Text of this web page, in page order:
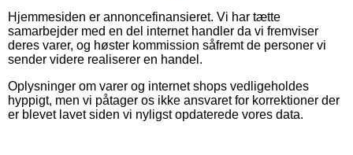
Hjemmesiden er annoncefinansieret. Vi har tætte
samarbejder med en del internet handler da vi fremviser
deres varer, og høster kommission såfremt de personer vi
sender videre realiserer en handel.
Oplysninger om varer og internet shops vedligeholdes
hyppigt, men vi påtager os ikke ansvaret for korrektioner der
er blevet lavet siden vi nyligst opdaterede vores data.